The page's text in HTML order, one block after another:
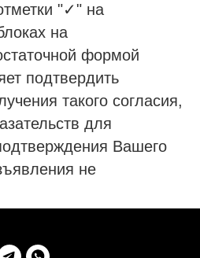
"✓" на
на
формой
подтвердить
такого согласия,
для
Вашего
не